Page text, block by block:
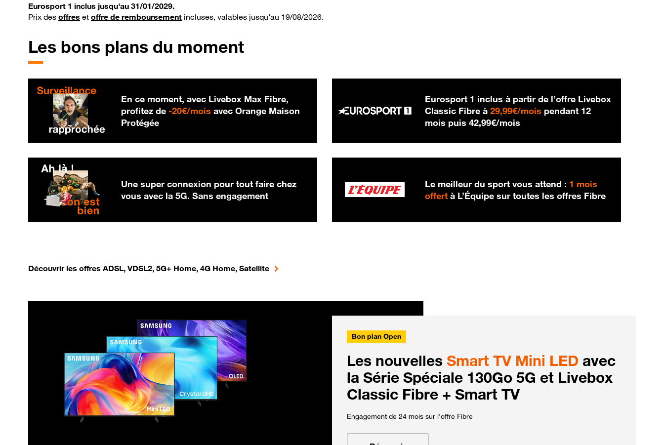
Eurosport 1 inclus jusqu'au 31/01/2029.
Prix des offres et offre de remboursement incluses, valables jusqu’au 19/08/2026.
Les bons plans du moment
En ce moment, avec Livebox Max Fibre,
profitez de -20€/mois 20 € par mois
avec Orange Maison
Protégée
Eurosport 1 inclus à partir de l’offre Livebox
Classic Fibre à29,99€/mois 29,99 € par mois
pendant 12
mois puis42,99€/mois
Une super connexion pour tout faire chez
vous avec la 5G. Sans engagement
Le meilleur du sport vous attend : 1 mois
offert à L’Équipe sur toutes les offres Fibre
Découvrir les offres ADSL, VDSL2, 5G+ Home, 4G Home, Satellite
Bon plan Open
Les nouvelles Smart TV Mini LED avec
la Série Spéciale 130Go 5G et Livebox
Classic Fibre + Smart TV
Engagement de 24 mois sur l'offre Fibre